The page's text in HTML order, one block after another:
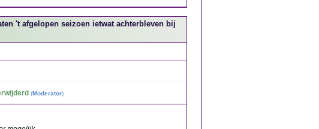
't afgelopen seizoen ietwat achterbleven bij
(Moderator)